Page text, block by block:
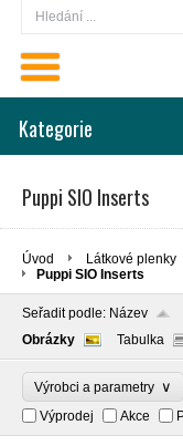
Kategorie
Puppi SIO Inserts
Úvod Látkové plenky
Puppi SIO Inserts
Seřadit podle: Název
Obrázky
Tabulka
Výrobci a parametry ∨
Výprodej
Akce